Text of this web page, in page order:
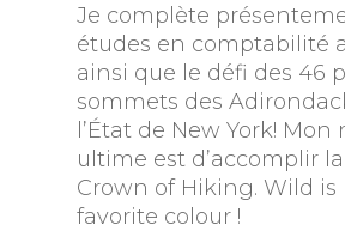
Je complète
études en comptabilité
ainsi que le défi des 46
sommets des
l’État de New York! Mon
ultime est d’accomplir
Crown of Hiking. Wild is
favorite colour !